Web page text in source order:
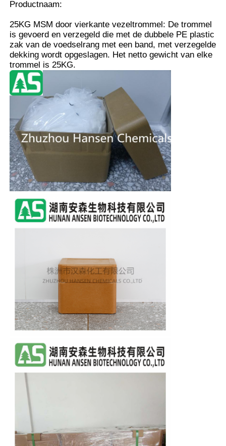
Productnaam:
25KG MSM door vierkante vezeltrommel: De trommel
is gevoerd en verzegeld die met de dubbele PE plastic
zak van de voedselrang met een band, met verzegelde
dekking wordt opgeslagen. Het netto gewicht van elke
trommel is 25KG.